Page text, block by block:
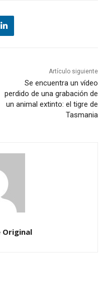
Artículo siguiente
Se encuentra un vídeo
perdido de una grabación de
un animal extinto: el tigre de
Tasmania
Original